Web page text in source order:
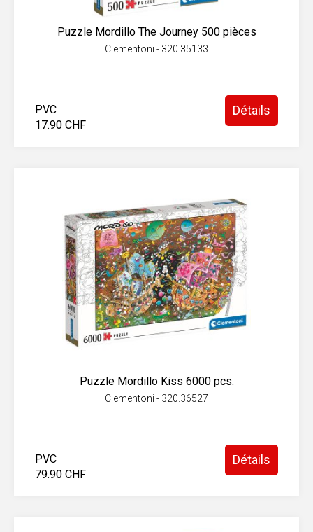
Puzzle Mordillo The Journey 500 pièces
Clementoni - 320.35133
PVC
17.90 CHF
Détails
Puzzle Mordillo Kiss 6000 pcs.
Clementoni - 320.36527
PVC
79.90 CHF
Détails